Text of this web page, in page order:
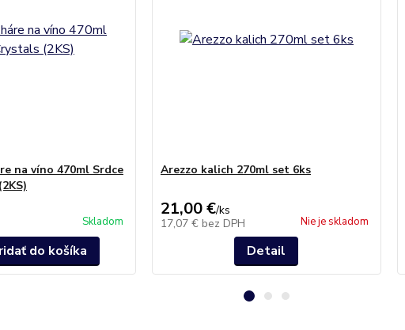
na víno 470ml Srdce
Skladom
do košíka
Arezzo kalich 270ml set 6ks
21,00 €/ks
17,07 € bez DPH Nie je skladom
Detail